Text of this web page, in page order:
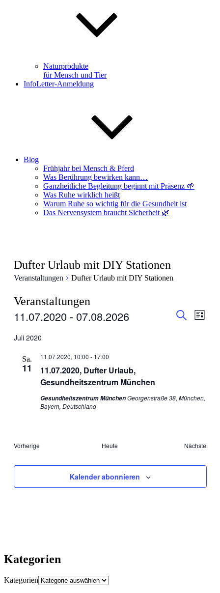
Naturprodukte
für Mensch und Tier
InfoLetter-Anmeldung
Blog
Frühjahr bei Mensch & Pferd
Was Berührung bewirken kann…
Ganzheitliche Begleitung beginnt mit Präsenz 🌱
Was Ruhe wirklich heißt
Warum Ruhe so wichtig für die Gesundheit ist
Das Nervensystem braucht Sicherheit 🌿
Dufter Urlaub mit DIY Stationen
Veranstaltungen Dufter Urlaub mit DIY Stationen
Veranstaltungen
Liste
11.07.2020 - 07.08.2026
wählen.
Juli 2020
Sa.
11
11.07.2020, Dufter Urlaub,
Gesundheitszentrum München
11.07.2020, 10:00 - 17:00
Gesundheitszentrum MünchenGeorgenstraße 38, München,
Bayern, Deutschland
Vorherige
Heute Nächste
Kalender abonnieren
Kategorien
Kategorien